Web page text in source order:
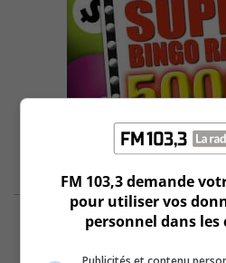
FM 103,3 demande
pour utiliser vos
personnel dans les